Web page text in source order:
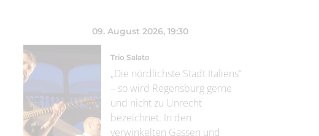
09. August 2026, 19:30
Trio Salato
„Die nördlichste Stadt Italiens“
– so wird Regensburg gerne
und nicht zu Unrecht
bezeichnet. In den
verwinkelten Gassen und